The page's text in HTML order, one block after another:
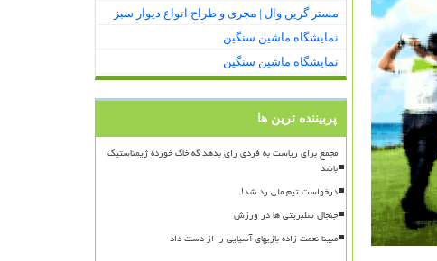
مستر گرین وال | مجری و طراح انواع دیوار سبز
نمایشگاه ماشین سنگین
نمایشگاه ماشین سنگین
پربیننده ترین ها
مجمع برای ریاست به فردی رای بدهد که خاک خورده ژیمناستیک
باشد
درخواست تیم ملی رد شد!
جنجال سلبریتی ها در ورزش
مبینا نعمت زاده بازیهای آسیایی را از دست داد